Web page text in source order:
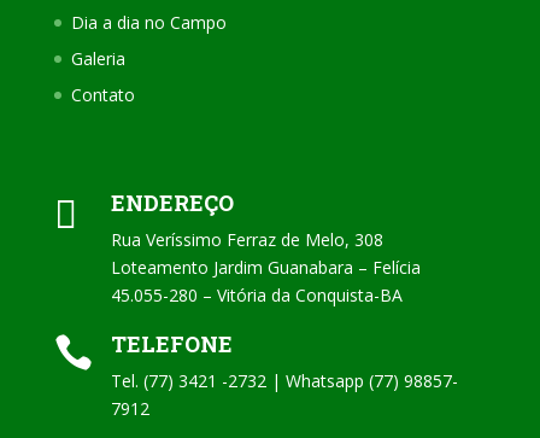
Dia a dia no Campo
Galeria
Contato
 ENDEREÇO
Rua Veríssimo Ferraz de Melo, 308
Loteamento Jardim Guanabara – Felícia
45.055-280 – Vitória da Conquista-BA
 TELEFONE
Tel. (77) 3421 -2732 | Whatsapp (77) 98857-
7912